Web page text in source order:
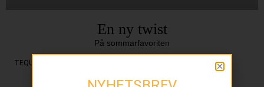
En ny twist
På sommarfavoriten
TEQUILA